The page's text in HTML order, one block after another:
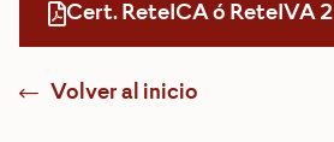
Cert. ReteICA ó ReteIVA 2
Volver al inicio